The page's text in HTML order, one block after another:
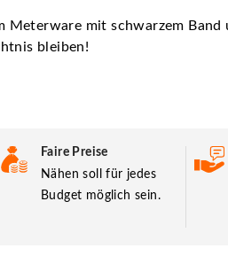
Meterware mit schwarzem
bleiben!
Faire Preise
Nähen soll für jedes
Budget möglich sein.